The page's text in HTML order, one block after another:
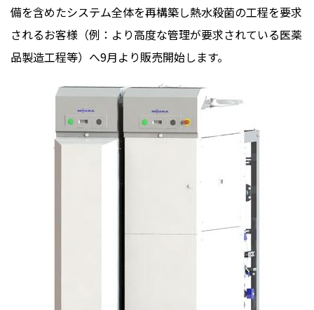
備を含めたシステム全体を再構築し熱水殺菌の工程を要求
されるお客様（例：より高度な管理が要求されている医薬
品製造工程等）へ9月より販売開始します。